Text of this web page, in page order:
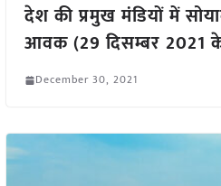
देश की प्रमुख मंडियों में
आवक (29 दिसम्बर 2021
December 30, 2021